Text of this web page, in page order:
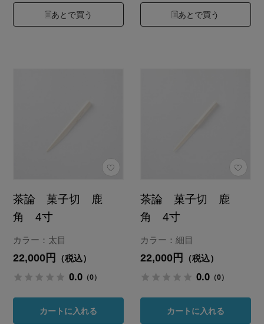
あとで買う あとで買う
茶論 菓子切 鹿
角 4寸
カラー：太目
22,000円 （税込）
0.0 （0）
カートに入れる
茶論 菓子切 鹿
角 4寸
カラー：細目
22,000円 （税込）
0.0 （0）
カートに入れる